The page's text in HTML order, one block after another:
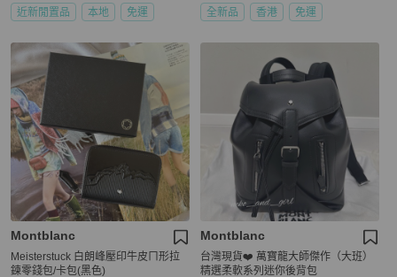
近新閒置品 本地 免運 全新品 香港 免運
Montblanc
Meisterstuck 白朗峰壓印牛皮ㄇ形拉
鍊零錢包/卡包(黑色)
Montblanc
台灣現貨❤️ 萬寶龍大師傑作（大班）
精選柔軟系列迷你後背包